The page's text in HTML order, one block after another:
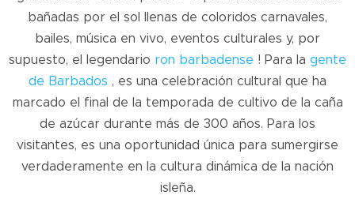
bañadas por el sol llenas de coloridos carnavales,
bailes, música en vivo, eventos culturales y, por
supuesto, el legendario ron barbadense ! Para la gente
de Barbados , es una celebración cultural que ha
marcado el final de la temporada de cultivo de la caña
de azúcar durante más de 300 años. Para los
visitantes, es una oportunidad única para sumergirse
verdaderamente en la cultura dinámica de la nación
isleña.